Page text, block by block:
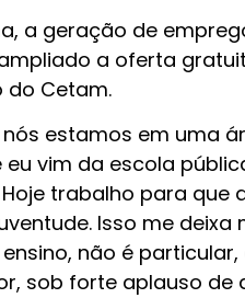
a geração de
a oferta
do Cetam.
estamos em uma
vim da escola
trabalho para que
Isso me
não é
sob forte aplauso de